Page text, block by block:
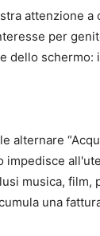
attenzione
per
dello schermo:
alternare
impedisce
musica, film,
una